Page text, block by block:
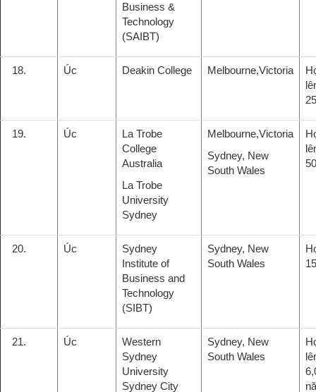
Business &
Technology
(SAIBT)
18. Úc Deakin College Melbourne,Victoria
19. Úc
La Trobe
College
Australia
La Trobe
University
Sydney
Melbourne,Victoria
Sydney, New
South Wales
20. Úc
Sydney
Institute of
Business and
Technology
(SIBT)
Sydney, New
South Wales
21. Úc
Western
Sydney
University
Sydney City
Sydney, New
South Wales